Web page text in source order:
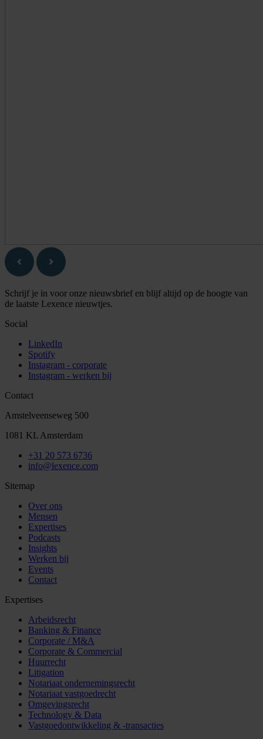
Schrijf je in voor onze nieuwsbrief en blijf altijd op de hoogte van
de laatste Lexence nieuwtjes.
Social
LinkedIn
Spotify
Instagram - corporate
Instagram - werken bij
Contact
Amstelveenseweg 500
1081 KL Amsterdam
+31 20 573 6736
info@lexence.com
Sitemap
Over ons
Mensen
Expertises
Podcasts
Insights
Werken bij
Events
Contact
Expertises
Arbeidsrecht
Banking & Finance
Corporate / M&A
Corporate & Commercial
Huurrecht
Litigation
Notariaat ondernemingsrecht
Notariaat vastgoedrecht
Omgevingsrecht
Technology & Data
Vastgoedontwikkeling & -transacties